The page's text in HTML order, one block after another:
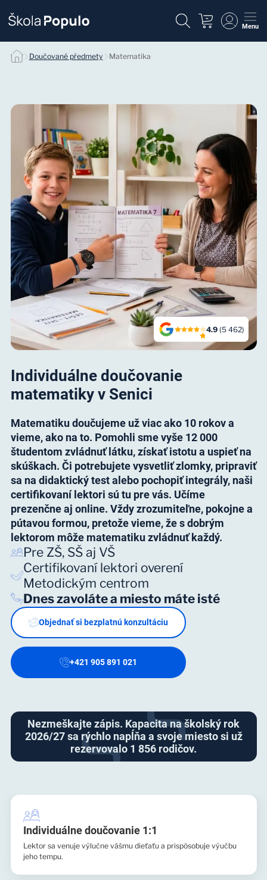
Menu
Doučované předmety
Matematika
4.9(5 462)
Individuálne doučovanie
matematiky v Senici
Matematiku doučujeme už viac ako 10 rokov a
vieme, ako na to. Pomohli sme vyše 12 000
študentom zvládnuť látku, získať istotu a uspieť na
skúškach. Či potrebujete vysvetliť zlomky, pripraviť
sa na didaktický test alebo pochopiť integrály, naši
certifikovaní lektori sú tu pre vás. Učíme
prezenčne aj online. Vždy zrozumiteľne, pokojne a
pútavou formou, pretože vieme, že s dobrým
lektorom môže matematiku zvládnuť každý.
Pre ZŠ, SŠ aj VŠ
Certifikovaní lektori overení
Metodickým centrom
Dnes zavoláte a miesto máte isté
Objednať si bezplatnú konzultáciu
+421 905 891 021
Nezmeškajte zápis. Kapacita na školský rok
2026/27 sa rýchlo napĺňa a svoje miesto si už
rezervovalo 1 856 rodičov.
Individuálne doučovanie 1:1
Lektor sa venuje výlučne vášmu dieťaťu a prispôsobuje výučbu
jeho tempu.